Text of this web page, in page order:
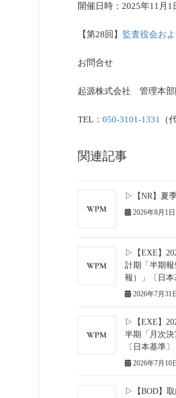
開催日時：2025年11月
【第28回】 監査役会お
お問合せ
起源株式会社 管理本部
TEL：050-3101-1331 （
関連記事
▷【NR】夏
2026年8月1日
▷【EXE】
計期「半期
報）」〔日本
2026年7月31
▷【EXE】
半期「月次決
〔日本基準〕
2026年7月10
▷【BOD】